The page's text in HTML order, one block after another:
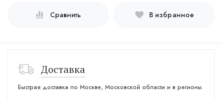
Сравнить В избранное
Доставка
Быстрая доставка по Москве, Московской области и в регионы.